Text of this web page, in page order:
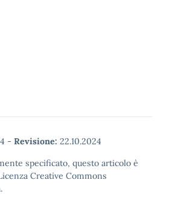
- Revisione: 22.10.2024
specificato, questo articolo è
Creative Commons